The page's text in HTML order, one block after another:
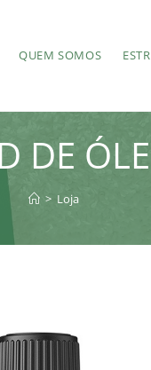
QUEM SOMOS
DE
> Loja